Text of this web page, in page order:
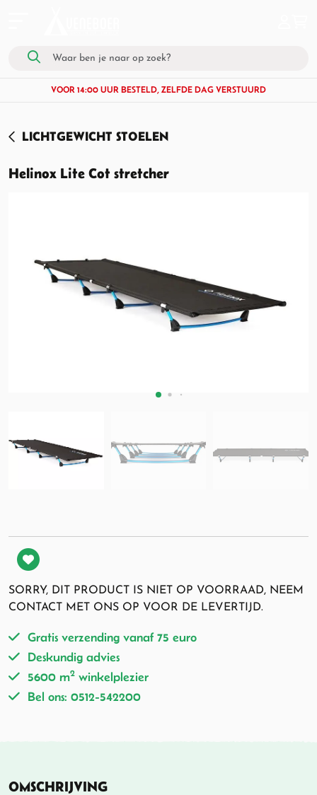
VOOR 14:00 UUR BESTELD, ZELFDE DAG VERSTUURD
LICHTGEWICHT STOELEN
Helinox Lite Cot stretcher
SORRY, DIT PRODUCT IS NIET OP VOORRAAD, NEEM
CONTACT MET ONS OP VOOR DE LEVERTIJD.
Gratis verzending vanaf 75 euro
Deskundig advies
5600 m2 winkelplezier
Bel ons: 0512-542200
OMSCHRIJVING